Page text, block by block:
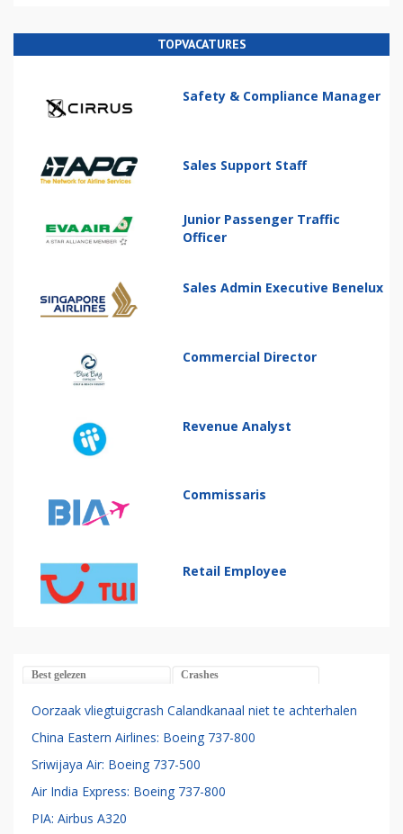
TOPVACATURES
Safety & Compliance Manager
Sales Support Staff
Junior Passenger Traffic
Officer
Sales Admin Executive Benelux
Commercial Director
Revenue Analyst
Commissaris
Retail Employee
Best gelezen Crashes
Oorzaak vliegtuigcrash Calandkanaal niet te achterhalen
China Eastern Airlines: Boeing 737-800
Sriwijaya Air: Boeing 737-500
Air India Express: Boeing 737-800
PIA: Airbus A320